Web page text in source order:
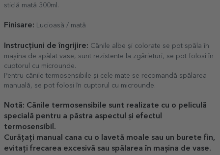
sticlă mată 300ml.
Finisare: Lucioasă / mată
Instrucțiuni de îngrijire: Cănile albe și colorate se pot spăla în
mașina de spălat vase, sunt rezistente la zgârieturi, se pot folosi în
cuptorul cu microunde.
Pentru cănile termosensibile și cele mate se recomandă spălarea
manuală, se pot folosi în cuptorul cu microunde.
Notă: Cănile termosensibile sunt realizate cu o peliculă
specială pentru a păstra aspectul și efectul
termosensibil.
Curățați manual cana cu o lavetă moale sau un burete fin,
evitați frecarea excesivă sau spălarea în mașina de vase.